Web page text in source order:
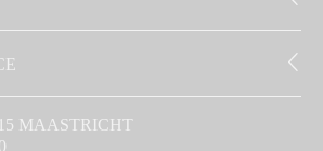
MAASTRICHT